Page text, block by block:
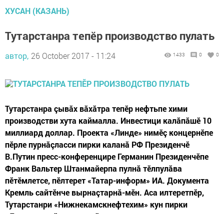
ХУСАН (КАЗАНЬ)
Тутарстанра тепӗр производство пулать
автор, 26 October 2017 - 11:24 1433 0 0
Тутарстанра çывăх вăхăтра тепӗр нефтьпе хими
производстви хута каймалла. Инвестици калăпăшӗ 10
миллиард доллар. Проекта «Линде» нимӗç концернӗпе
пӗрле пурнăçласси пирки каланă РФ Президенчӗ
В.Путин пресс-конференцире Германин Президенчӗпе
Франк Вальтер Штанмайерпа пулнă тӗлпулăва
пӗтӗмлетсе, пӗлтерет «Татар-информ» ИА. Документа
Кремль сайтӗнче вырнаçтарнă-мӗн. Аса илтеретпӗр,
Тутарстанри «Нижнекамскнефтехим» кун пирки